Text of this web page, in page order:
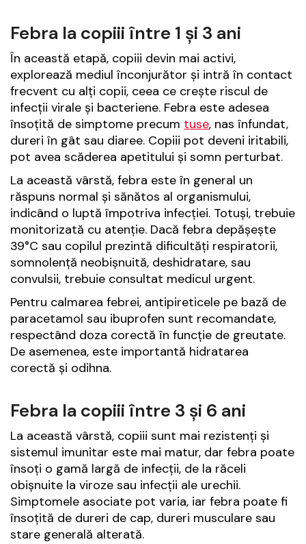
Febra la copiii între 1 și 3 ani
În această etapă, copiii devin mai activi,
explorează mediul înconjurător și intră în contact
frecvent cu alți copii, ceea ce crește riscul de
infecții virale și bacteriene. Febra este adesea
însoțită de simptome precum tuse, nas înfundat,
dureri în gât sau diaree. Copiii pot deveni iritabili,
pot avea scăderea apetitului și somn perturbat.
La această vârstă, febra este în general un
răspuns normal și sănătos al organismului,
indicând o luptă împotriva infecției. Totuși, trebuie
monitorizată cu atenție. Dacă febra depășește
39°C sau copilul prezintă dificultăți respiratorii,
somnolență neobișnuită, deshidratare, sau
convulsii, trebuie consultat medicul urgent.
Pentru calmarea febrei, antipireticele pe bază de
paracetamol sau ibuprofen sunt recomandate,
respectând doza corectă în funcție de greutate.
De asemenea, este importantă hidratarea
corectă și odihna.
Febra la copiii între 3 și 6 ani
La această vârstă, copiii sunt mai rezistenți și
sistemul imunitar este mai matur, dar febra poate
însoți o gamă largă de infecții, de la răceli
obișnuite la viroze sau infecții ale urechii.
Simptomele asociate pot varia, iar febra poate fi
însoțită de dureri de cap, dureri musculare sau
stare generală alterată.